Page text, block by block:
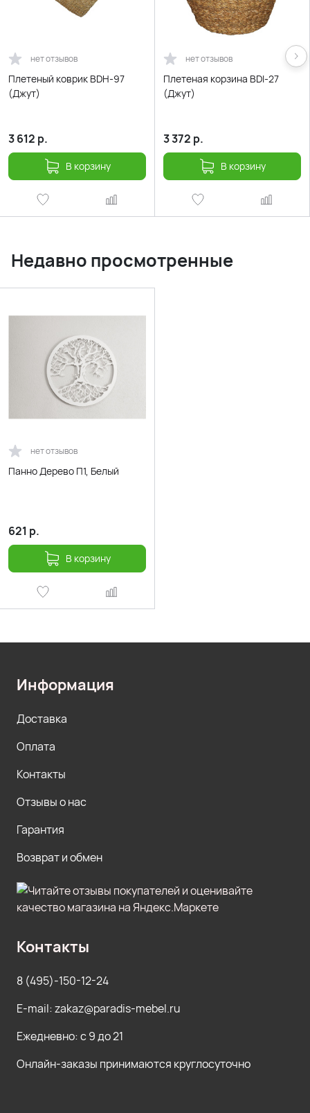
нет отзывов
Плетеный коврик BDH-97
(Джут)
3 612 р.
В корзину
нет отзывов
Плетеная корзина BDI-27
(Джут)
3 372 р.
В корзину
Недавно просмотренные
нет отзывов
Панно Дерево П1, Белый
621 р.
В корзину
Информация
Доставка
Оплата
Контакты
Отзывы о нас
Гарантия
Возврат и обмен
Контакты
8 (495)-150-12-24
E-mail: zakaz@paradis-mebel.ru
Ежедневно: с 9 до 21
Онлайн-заказы принимаются круглосуточно